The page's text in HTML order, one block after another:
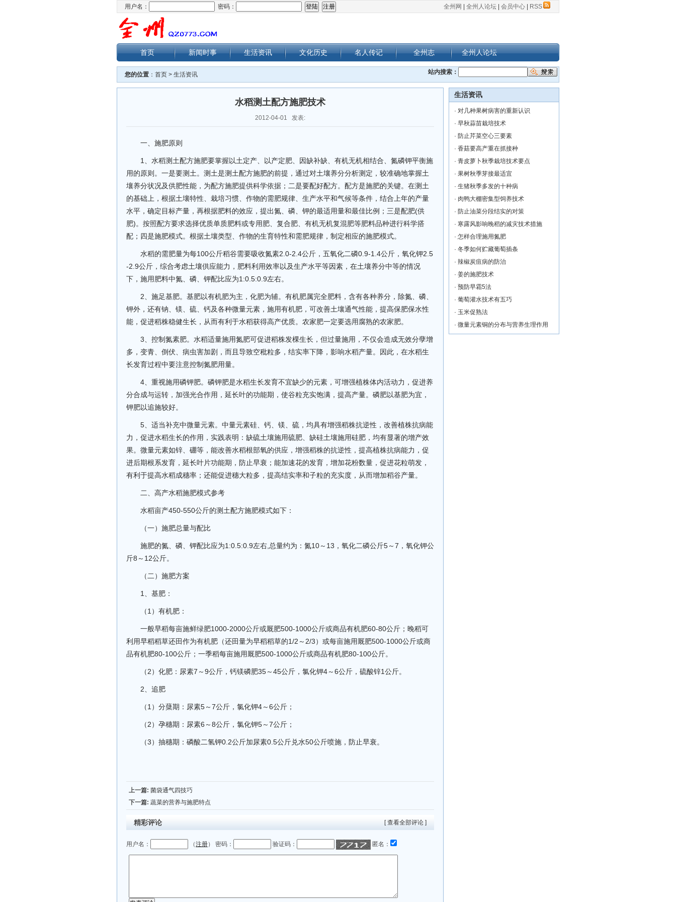
全州网 全州人论坛 会员中心 RSS
用户名： 密码：
首页 新闻时事 生活资讯 文化历史 名人传记 全州志 全州人论坛
您的位置 ： 首页 > 生活资讯 站内搜索：
水稻测土配方施肥技术
2012-04-01 发表:
一、施肥原则
1、水稻测土配方施肥要掌握以土定产、以产定肥、因缺补缺、有机无机相结合、氮磷钾平衡施
用的原则。一是要测土。测土是测土配方施肥的前提，通过对土壤养分分析测定，较准确地掌握土
壤养分状况及供肥性能，为配方施肥提供科学依据；二是要配好配方。配方是施肥的关键。在测土
的基础上，根据土壤特性、栽培习惯、作物的需肥规律、生产水平和气候等条件，结合上年的产量
水平，确定目标产量，再根据肥料的效应，提出氮、磷、钾的最适用量和最佳比例；三是配肥(供
肥)。按照配方要求选择优质单质肥料或专用肥、复合肥、有机无机复混肥等肥料品种进行科学搭
配；四是施肥模式。根据土壤类型、作物的生育特性和需肥规律，制定相应的施肥模式。
水稻的需肥量为每100公斤稻谷需要吸收氮素2.0-2.4公斤，五氧化二磷0.9-1.4公斤，氧化钾2.5
-2.9公斤，综合考虑土壤供应能力，肥料利用效率以及生产水平等因素，在土壤养分中等的情况
下，施用肥料中氮、磷、钾配比应为1:0.5:0.9左右。
2、施足基肥。基肥以有机肥为主，化肥为辅。有机肥属完全肥料，含有各种养分，除氮、磷、
钾外，还有钠、镁、硫、钙及各种微量元素，施用有机肥，可改善土壤通气性能，提高保肥保水性
能，促进稻株稳健生长，从而有利于水稻获得高产优质。农家肥一定要选用腐熟的农家肥。
3、控制氮素肥。水稻适量施用氮肥可促进稻株发棵生长，但过量施用，不仅会造成无效分孽增
多，变青、倒伏、病虫害加剧，而且导致空秕粒多，结实率下降，影响水稻产量。因此，在水稻生
长发育过程中要注意控制氮肥用量。
4、重视施用磷钾肥。磷钾肥是水稻生长发育不宜缺少的元素，可增强植株体内活动力，促进养
分合成与运转，加强光合作用，延长叶的功能期，使谷粒充实饱满，提高产量。磷肥以基肥为宜，
钾肥以追施较好。
5、适当补充中微量元素。中量元素硅、钙、镁、硫，均具有增强稻株抗逆性，改善植株抗病能
力，促进水稻生长的作用，实践表明：缺硫土壤施用硫肥、缺硅土壤施用硅肥，均有显著的增产效
果。微量元素如锌、硼等，能改善水稻根部氧的供应，增强稻株的抗逆性，提高植株抗病能力，促
进后期根系发育，延长叶片功能期，防止早衰；能加速花的发育，增加花粉数量，促进花粒萌发，
有利于提高水稻成穗率；还能促进穗大粒多，提高结实率和子粒的充实度，从而增加稻谷产量。
二、高产水稻施肥模式参考
水稻亩产450-550公斤的测土配方施肥模式如下：
（一）施肥总量与配比
施肥的氮、磷、钾配比应为1:0.5:0.9左右,总量约为：氮10～13，氧化二磷公斤5～7，氧化钾公
斤8～12公斤。
（二）施肥方案
1、基肥：
（1）有机肥：
一般早稻每亩施鲜绿肥1000-2000公斤或厩肥500-1000公斤或商品有机肥60-80公斤；晚稻可
利用早稻稻草还田作为有机肥（还田量为早稻稻草的1/2～2/3）或每亩施用厩肥500-1000公斤或商
品有机肥80-100公斤；一季稻每亩施用厩肥500-1000公斤或商品有机肥80-100公斤。
（2）化肥：尿素7～9公斤，钙镁磷肥35～45公斤，氯化钾4～6公斤，硫酸锌1公斤。
2、追肥
（1）分蘖期：尿素5～7公斤，氯化钾4～6公斤；
（2）孕穗期：尿素6～8公斤，氯化钾5～7公斤；
（3）抽穗期：磷酸二氢钾0.2公斤加尿素0.5公斤兑水50公斤喷施，防止早衰。
上一篇: 菌袋通气四技巧
下一篇: 蔬菜的营养与施肥特点
[ 查看全部评论 ]
精彩评论
用户名： （注册） 密码： 验证码： 匿名：
生活资讯
· 对几种果树病害的重新认识
· 早秋蒜苗栽培技术
· 防止芹菜空心三要素
· 香菇要高产重在抓接种
· 青皮萝卜秋季栽培技术要点
· 果树秋季芽接最适宜
· 生猪秋季多发的十种病
· 肉鸭大棚密集型饲养技术
· 防止油菜分段结实的对策
· 寒露风影响晚稻的减灾技术措施
· 怎样合理施用氮肥
· 冬季如何贮藏葡萄插条
· 辣椒炭疽病的防治
· 姜的施肥技术
· 预防早霜5法
· 葡萄灌水技术有五巧
· 玉米促熟法
· 微量元素铜的分布与营养生理作用